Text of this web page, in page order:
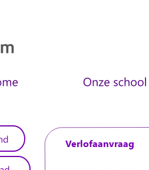
Verlofaanvraag